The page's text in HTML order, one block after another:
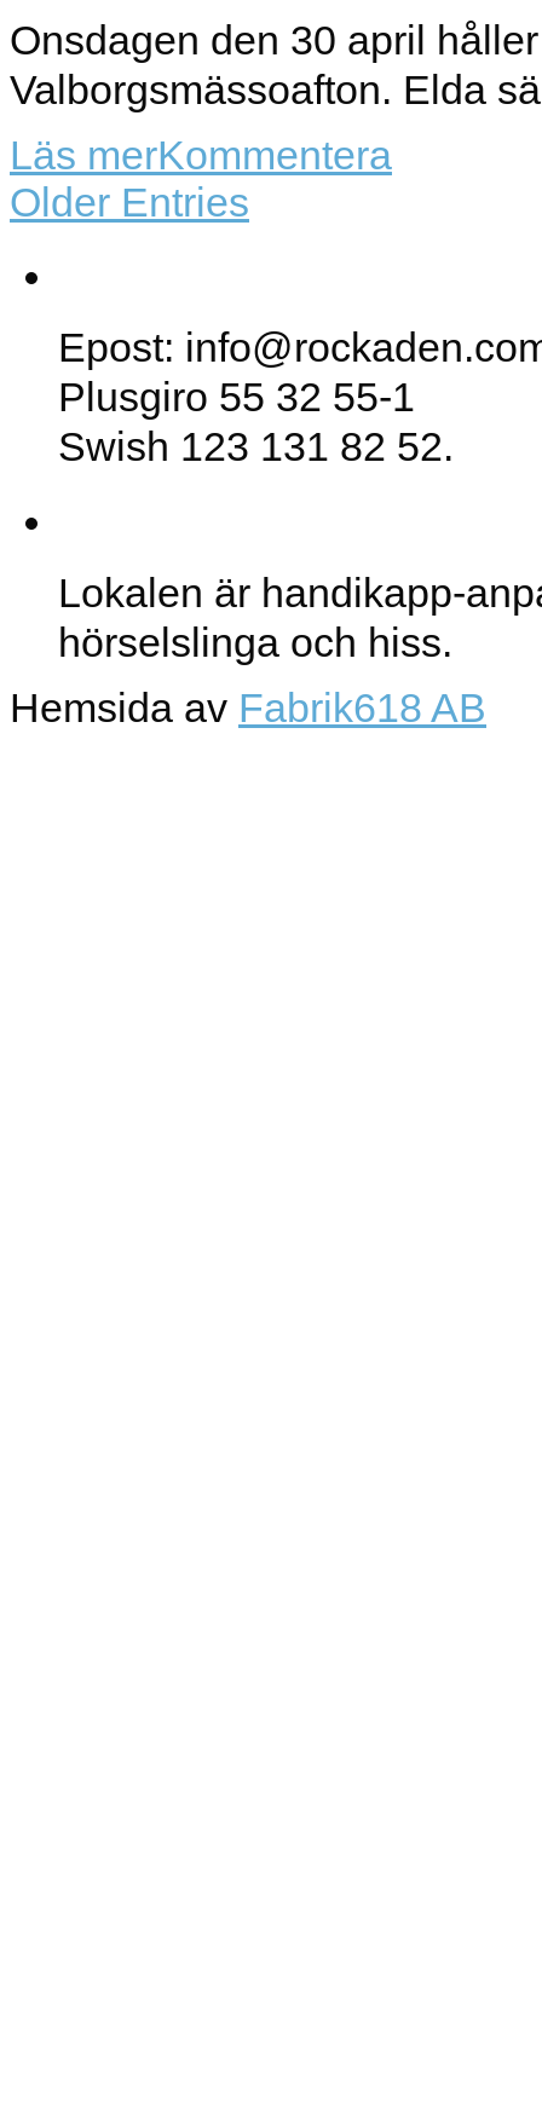
Onsdagen den 30 april
Valborgsmässoafton. Elda
Läs merKommentera
Older Entries
Epost:
Plusgiro 55 32 55-1
Swish 123 131 82 52.
Lokalen är handikapp-
hörselslinga och hiss.
Hemsida av Fabrik618 AB